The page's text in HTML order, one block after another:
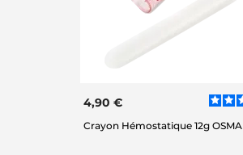
4,90 €
Crayon Hémostatique 12g OSMA